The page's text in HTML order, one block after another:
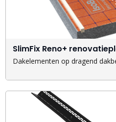
SlimFix Reno+
Dakelementen op dragend